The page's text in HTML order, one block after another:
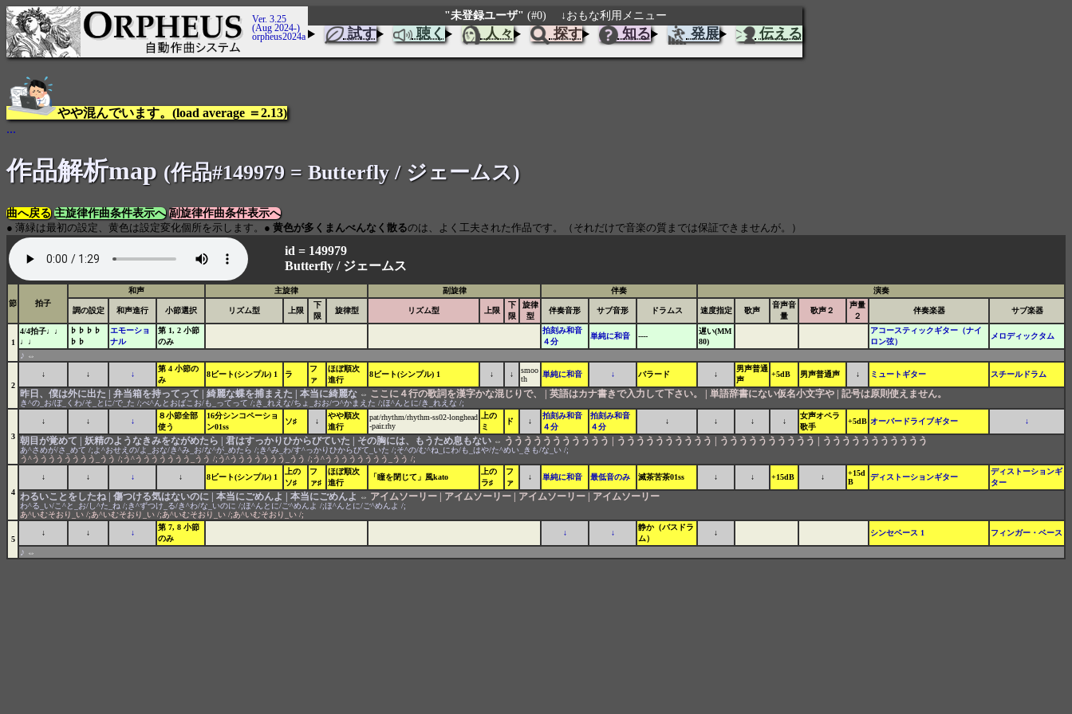
Ver. 3.25
(Aug 2024-)
orpheus2024a
"未登録ユーザ" (#0) ↓おもな利用メニュー
試す 聴く 人々 探す 知る 発展 伝える
やや混んでいます。(load average ＝2.13)
...
作品解析map (作品#149979 = Butterfly / ジェームス)
曲へ戻る 主旋律作曲条件表示へ 副旋律作曲条件表示へ
● 薄緑は最初の設定、黄色は設定変化個所を示します。● 黄色が多くまんべんなく散るのは、よく工夫された作品です。（それだけで音楽の質までは保証できませんが。）
id = 149979
Butterfly / ジェームス
節 拍子
和声 主旋律 副旋律 伴奏 演奏
調の設定 和声進行 小節選択 リズム型 上限
下
限
旋律型 リズム型 上限
下
限
旋律
型
伴奏音形 サブ音形 ドラムス 速度指定 歌声
音声音
量
歌声２
声量
２
伴奏楽器 サブ楽器
1
4/4拍子♩♩
♩♩
♭♭♭♭
♭♭
エモーショ
ナル
第 1, 2 小節
のみ
拍刻み和音
４分
単純に和音 ----
遅い(MM
80)
アコースティックギター（ナイ
ロン弦）
メロディックタム
♪ ⇔
2
↓ ↓ ↓
第 4 小節の
み
8ビート(シンプル) 1 ラ
フ
ァ
ほぼ順次
進行
8ビート(シンプル) 1 ↓ ↓
smoo
th
単純に和音 ↓ バラード ↓
男声普通
声
+5dB 男声普通声 ↓ ミュートギター スチールドラム
昨日、僕は外に出た | 弁当箱を持ってって | 綺麗な蝶を捕まえた | 本当に綺麗な ⇔ ここに４行の歌詞を漢字かな混じりで、 | 英語はカナ書きで入力して下さい。 | 単語辞書にない仮名小文字や | 記号は原則使えません。
き^の_お/ぼ_くわ/そ_とに/で_た /;べ^んとおばこお/も_ってって /;き_れえな/ちょ_おお/つ^かまえた /;ほ^んとに/き_れえな /;
3
↓ ↓ ↓
８小節全部
使う
16分シンコペーショ
ン01ss
ソ♯ ↓
やや順次
進行
pat/rhythm/rhythm-ss02-longhead
-pair.rhy
上の
ミ
ド ↓
拍刻み和音
４分
拍刻み和音
４分
↓ ↓ ↓ ↓
女声オペラ
歌手
+5dB オーバードライブギター ↓
朝目が覚めて | 妖精のようなきみをながめたら | 君はすっかりひからびていた | その胸には、もうため息もない ⇔ ううううううううううう | うううううううううう | うううううううううう | ううううううううううう
あ^さめが/さ_めて /;よ^おせえの/よ_おな/き^み_お/な^が_めたら /;き^み_わ/す^っかりひからびて_いた /;そ^の/む^ね_にわ/も_はや/た^めい_きも/な_い /;
う^うううううううう_うう /;う^ううううううう_うう /;う^ううううううう_うう /;う^うううううううう_うう /;
4
↓ ↓ ↓ ↓ 8ビート(シンプル) 1
上の
ソ♯
フ
ァ♯
ほぼ順次
進行
「瞳を閉じて」風kato
上の
ラ♯
フ
ァ
↓ 単純に和音 最低音のみ 滅茶苦茶01ss ↓ ↓ +15dB ↓
+15d
B
ディストーションギター
ディストーションギ
ター
わるいことをしたね | 傷つける気はないのに | 本当にごめんよ | 本当にごめんよ ⇔ アイムソーリー | アイムソーリー | アイムソーリー | アイムソーリー
わ^る_い/こ^と_お/し^た_ね /;き^ずつけ_る/き^わ/な_いのに /;ほ^んとに/ご^めんよ /;ほ^んとに/ご^めんよ /;
あ^いむそおり_い /;あ^いむそおり_い /;あ^いむそおり_い /;あ^いむそおり_い /;
5
↓ ↓ ↓
第 7, 8 小節
のみ
↓ ↓
静か（バスドラ
ム）
↓ シンセベース 1 フィンガー・ベース
♪ ⇔